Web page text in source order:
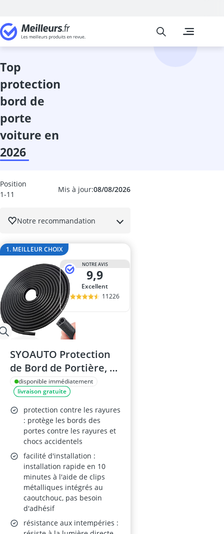
Auto et Moto
Adaptateur
Meilleurs
top
protection
bord de
porte
voiture en
2026
Mis à jour:08/08/2026
Position
1-11
Notre recommandation
1. MEILLEUR CHOIX
NOTRE AVIS
9,9
Excellent
11226
SYOAUTO Protection
de Bord de Portière, 10
m, Noire
disponible immédiatement
livraison gratuite
protection contre les rayures
: protège les bords des
portes contre les rayures et
chocs accidentels
facilité d'installation :
installation rapide en 10
minutes à l'aide de clips
métalliques intégrés au
caoutchouc, pas besoin
d'adhésif
résistance aux intempéries :